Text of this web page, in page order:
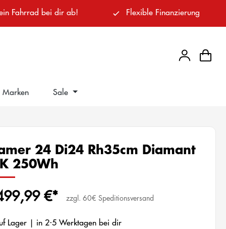
Fahrrad bei dir ab! Flexible Finanzierung
Marken Sale
24 Di24 Rh35cm Diamant
250Wh
€* zzgl. 60€ Speditionsversand
Lager | in 2-5 Werktagen bei dir